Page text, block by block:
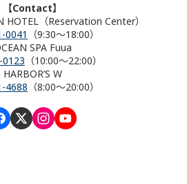
【Contact】
HOTEL（Reservation Center）
0041
（9:30～18:00）
SPA Fuua
（10:00～22:00）
HARBOR’S W
4688 （8:00～20:00）